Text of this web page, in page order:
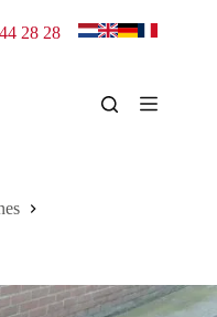
28 28